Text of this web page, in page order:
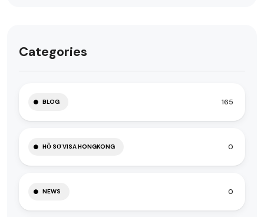
Categories
BLOG 165
HỒ SƠ VISA HONGKONG 0
NEWS 0